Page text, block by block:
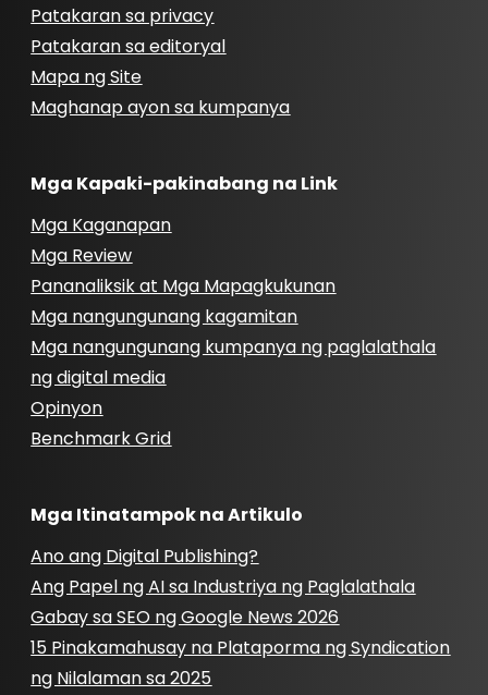
Patakaran sa privacy
Patakaran sa editoryal
Mapa ng Site
Maghanap ayon sa kumpanya
Mga Kapaki-pakinabang na Link
Mga Kaganapan
Mga Review
Pananaliksik at Mga Mapagkukunan
Mga nangungunang kagamitan
Mga nangungunang kumpanya ng paglalathala
ng digital media
Opinyon
Benchmark Grid
Mga Itinatampok na Artikulo
Ano ang Digital Publishing?
Ang Papel ng AI sa Industriya ng Paglalathala
Gabay sa SEO ng Google News 2026
15 Pinakamahusay na Plataporma ng Syndication
ng Nilalaman sa 2025